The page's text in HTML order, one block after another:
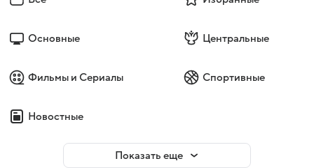
Основные Центральные
Фильмы и Сериалы Спортивные
Новостные
Показать еще